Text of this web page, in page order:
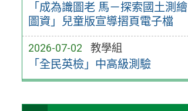
「成為識圖老 馬－探索國土測繪
圖資」兒童版宣導摺頁電子檔
2026-07-02 教學組
「全民英檢」中高級測驗